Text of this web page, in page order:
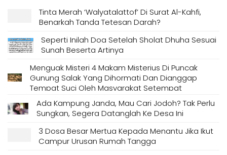
Tinta Merah ‘Walyatalattof’ Di Surat Al-Kahfi,
Benarkah Tanda Tetesan Darah?
Seperti Inilah Doa Setelah Sholat Dhuha Sesuai
Sunah Beserta Artinya
Menguak Misteri 4 Makam Misterius Di Puncak
Gunung Salak Yang Dihormati Dan Dianggap
Tempat Suci Oleh Masyarakat Setempat
Ada Kampung Janda, Mau Cari Jodoh? Tak Perlu
Sungkan, Segera Datanglah Ke Desa Ini
3 Dosa Besar Mertua Kepada Menantu Jika Ikut
Campur Urusan Rumah Tangga